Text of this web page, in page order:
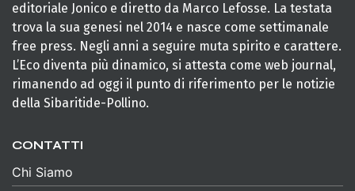
editoriale Jonico e diretto da Marco Lefosse. La testata
trova la sua genesi nel 2014 e nasce come settimanale
free press. Negli anni a seguire muta spirito e carattere.
L’Eco diventa più dinamico, si attesta come web journal,
rimanendo ad oggi il punto di riferimento per le notizie
della Sibaritide-Pollino.
CONTATTI
Chi Siamo